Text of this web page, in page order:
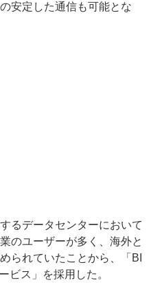
安定した通信も可能とな
るデータセンターにおいて
のユーザーが多く、海外と
られていたことから、「BI
ビス」を採用した。